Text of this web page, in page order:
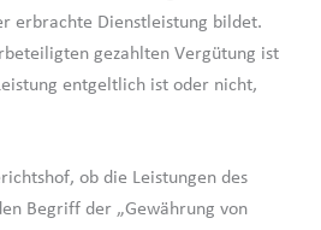
erbrachte Dienstleistung bildet.
gezahlten Vergütung ist
entgeltlich ist oder nicht,
ob die Leistungen des
Begriff der „Gewährung von